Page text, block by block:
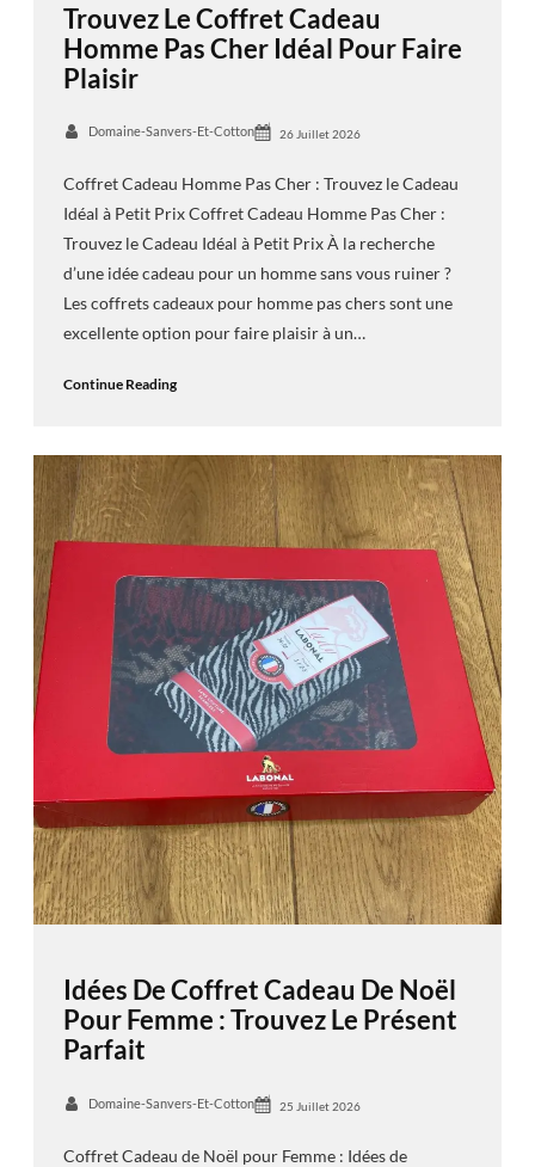
Trouvez Le Coffret Cadeau
Homme Pas Cher Idéal Pour Faire
Plaisir
Domaine-Sanvers-Et-Cotton 26 Juillet 2026
Coffret Cadeau Homme Pas Cher : Trouvez le Cadeau
Idéal à Petit Prix Coffret Cadeau Homme Pas Cher :
Trouvez le Cadeau Idéal à Petit Prix À la recherche
d’une idée cadeau pour un homme sans vous ruiner ?
Les coffrets cadeaux pour homme pas chers sont une
excellente option pour faire plaisir à un…
Continue Reading
Idées De Coffret Cadeau De Noël
Pour Femme : Trouvez Le Présent
Parfait
Domaine-Sanvers-Et-Cotton 25 Juillet 2026
Coffret Cadeau de Noël pour Femme : Idées de